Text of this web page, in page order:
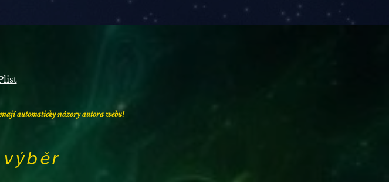
automaticky názory autora webu!